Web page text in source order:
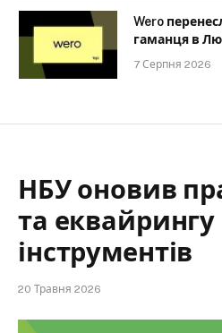
Wero
гаманця в
7 Серпня 2026
НБУ оновив
та
інструментів
20 Травня 2026